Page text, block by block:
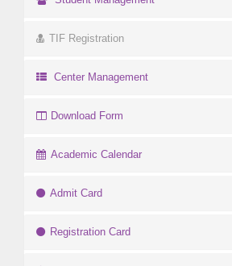
TIF Registration
Center Management
Download Form
Academic Calendar
Admit Card
Registration Card